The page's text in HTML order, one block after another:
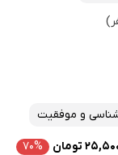
و موفقیت
تومان ۷۰%